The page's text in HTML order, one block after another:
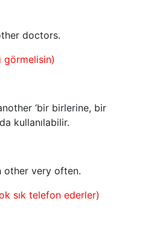
doctors.
görmelisin)
‘bir birlerine, bir
kullanılabilir.
other very often.
sık telefon ederler)